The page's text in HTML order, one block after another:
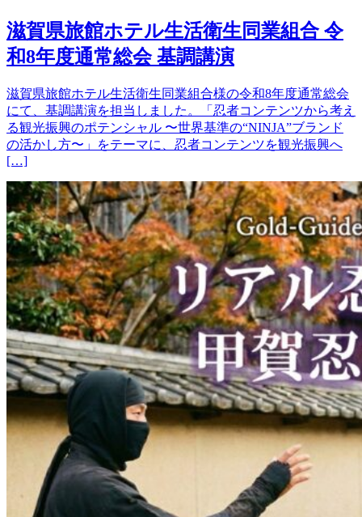
滋賀県旅館ホテル生活衛生同業組合 令
和8年度通常総会 基調講演
滋賀県旅館ホテル生活衛生同業組合様の令和8年度通常総会
にて、基調講演を担当しました。「忍者コンテンツから考え
る観光振興のポテンシャル 〜世界基準の“NINJA”ブランド
の活かし方〜」をテーマに、忍者コンテンツを観光振興へ
[…]